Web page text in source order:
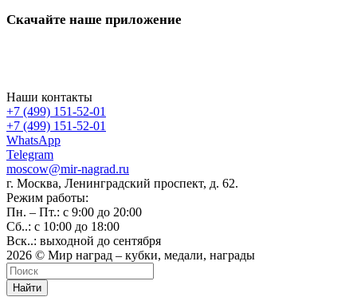
Скачайте наше приложение
Наши контакты
+7 (499) 151-52-01
+7 (499) 151-52-01
WhatsApp
Telegram
moscow@mir-nagrad.ru
г. Москва, Ленинградский проспект, д. 62.
Режим работы:
Пн. – Пт.: с 9:00 до 20:00
Сб..: с 10:00 до 18:00
Вск..: выходной до сентября
2026 © Мир наград – кубки, медали, награды
Найти